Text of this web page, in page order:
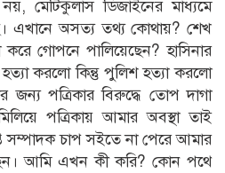
মেটিকুলাস ডিজাইনের মাধ্যমে
এখানে অসত্য তথ্য কোথায়? শেখ
করে গোপনে পালিয়েছেন? হাসিনার
করলো কিন্তু পুলিশ হত্যা করলো
পত্রিকার বিরুদ্ধে তোপ দাগা
পত্রিকায় আমার অবস্থা তাই
সম্পাদক চাপ সইতে না পেরে আমার
আমি এখন কী করি? কোন পথে